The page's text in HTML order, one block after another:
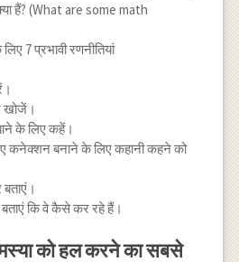
हैं? (What are some math
7 प्रभावी रणनीतियां
के लिए कहें।
कनेक्शन बनाने के लिए कहानी कहने को
कि वे कैसे कर रहे हैं।
को हल करने का सबसे